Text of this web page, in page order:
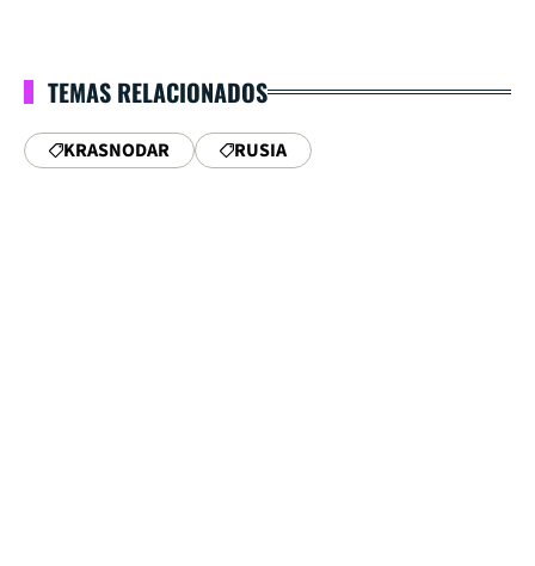
TEMAS RELACIONADOS
KRASNODAR RUSIA